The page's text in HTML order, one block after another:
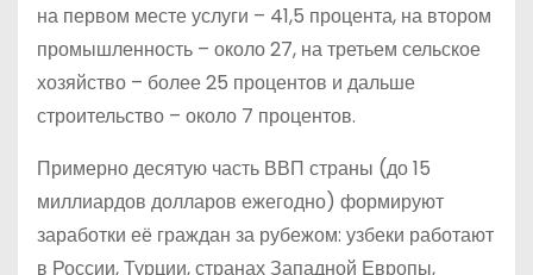
на первом месте услуги – 41,5 процента, на втором
промышленность – около 27, на третьем сельское
хозяйство – более 25 процентов и дальше
строительство – около 7 процентов.
Примерно десятую часть ВВП страны (до 15
миллиардов долларов ежегодно) формируют
заработки её граждан за рубежом: узбеки работают
в России, Турции, странах Западной Европы,